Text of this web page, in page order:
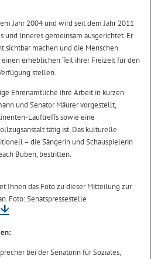
Jahr 2004 und wird seit dem Jahr 2011
und Inneres gemeinsam ausgerichtet. Er
sichtbar machen und die Menschen
erheblichen Teil ihrer Freizeit für den
stellen.
Ehrenamtliche ihre Arbeit in kurzen
und Senator Mäurer vorgestellt,
Lauftreffs sowie eine
tätig ist. Das kulturelle
– die Sängerin und Schauspielerin
Buben, bestritten.
Ihnen das Foto zu dieser Mitteilung zur
Foto: Senatspressestelle
bei der Senatorin für Soziales,